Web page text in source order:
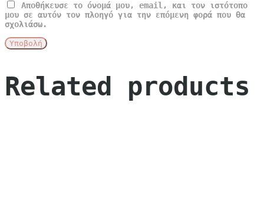
Αποθήκευσε το όνομά μου, email, και τον ιστότοπο
μου σε αυτόν τον πλοηγό για την επόμενη φορά που θα
σχολιάσω.
Related products